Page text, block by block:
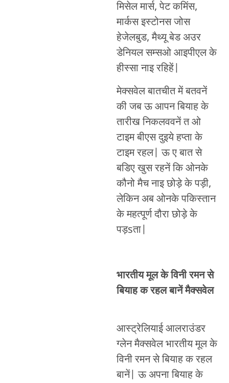
मिसेल मार्स, पेट कमिंस,
मार्कस इस्टोनस जोस
हेजेलबुड, मैथ्यू बेड अउर
डेनियल सम्सओ आइपीएल के
हीस्सा नाइ रहिहें|
मेक्सवेल बातचीत में बतवनें
की जब ऊ आपन बियाह के
तारीख निकलववनें त ओ
टाइम बीएस दुइये हप्ता के
टाइम रहल| ऊ ए बात से
बडिए खुस रहनें कि ओनके
कौनो मैच नाइ छोड़े के पड़ी,
लेकिन अब ओनके पकिस्तान
के महत्पूर्ण दौरा छोड़े के
पड़sता|
भारतीय मूल के विनी रमन से
बियाह क रहल बानें मैक्सवेल
आस्ट्रेलियाई आलराउंडर
ग्लेन मैक्सवेल भारतीय मूल के
विनी रमन से बियाह क रहल
बानें| ऊ अपना बियाह के